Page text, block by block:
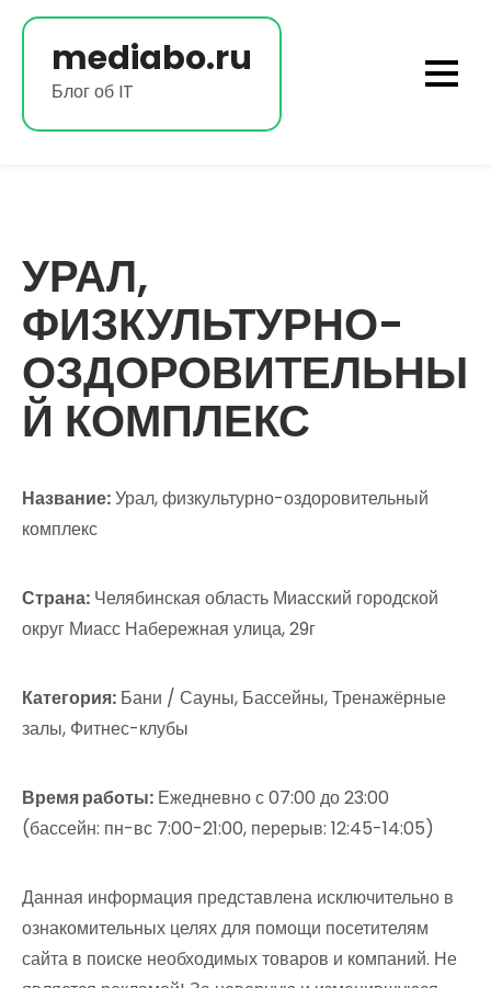
Перейти
содержимомуmediabo.ru
Блог об IT
УРАЛ,
ФИЗКУЛЬТУРНО-
ОЗДОРОВИТЕЛЬНЫ
Й КОМПЛЕКС
Название:Урал, физкультурно-оздоровительный
комплекс
Страна: Челябинская область Миасский городской
округ Миасс Набережная улица, 29г
Категория: Бани / Сауны, Бассейны, Тренажёрные
залы, Фитнес-клубы
Время работы: Ежедневно с 07:00 до 23:00
(бассейн: пн-вс 7:00-21:00, перерыв: 12:45-14:05)
Данная информация представлена исключительно в
ознакомительных целях для помощи посетителям
сайта в поиске необходимых товаров и компаний. Не